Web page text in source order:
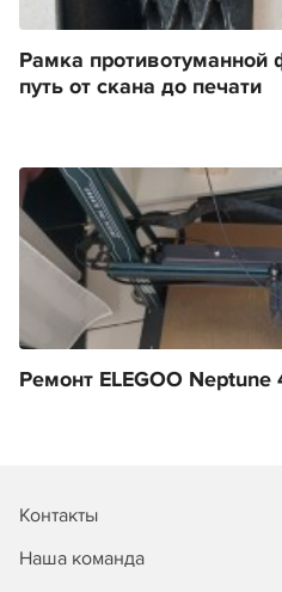
Рамка
путь от скана до печати
Ремонт ELEGOO Neptune
Контакты
Наша команда